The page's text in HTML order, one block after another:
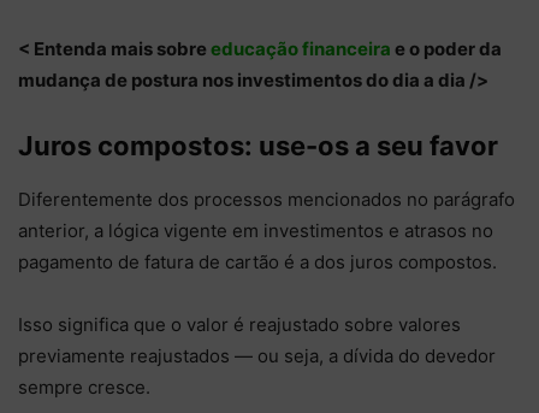
< Entenda mais sobre educação financeira e o poder da
mudança de postura nos investimentos do dia a dia />
Juros compostos: use-os a seu favor
Diferentemente dos processos mencionados no parágrafo
anterior, a lógica vigente em investimentos e atrasos no
pagamento de fatura de cartão é a dos juros compostos.
Isso significa que o valor é reajustado sobre valores
previamente reajustados — ou seja, a dívida do devedor
sempre cresce.